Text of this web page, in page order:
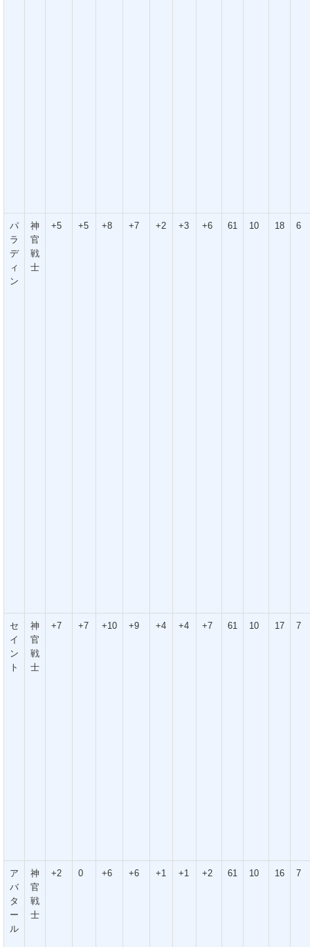
パ
ラ
デ
ィ
ン
神
官
戦
士
+5 +5 +8 +7 +2 +3 +6 61 10 18 6
セ
イ
ン
ト
神
官
戦
士
+7 +7 +10 +9 +4 +4 +7 61 10 17 7
ア
バ
タ
ー
ル
神
官
戦
士
+2 0 +6 +6 +1 +1 +2 61 10 16 7